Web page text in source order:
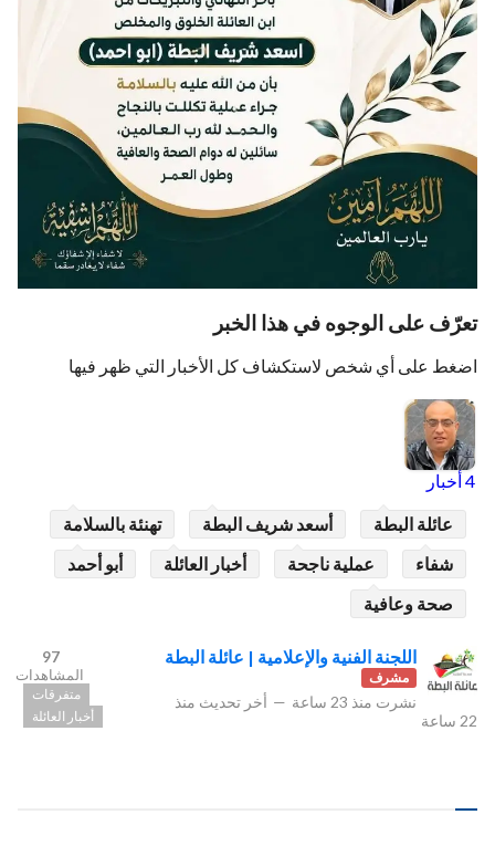
تعرّف على الوجوه في هذا الخبر
اضغط على أي شخص لاستكشاف كل الأخبار التي ظهر فيها
4 أخبار
عائلة البطة أسعد شريف البطة
تهنئة بالسلامة
شفاء
عملية ناجحة أخبار العائلة
أبو أحمد
صحة وعافية
اللجنة الفنية والإعلامية | عائلة البطة
مشرف
نشرت منذ 23 ساعة — أخر تحديث منذ
22 ساعة
97
المشاهدات
متفرقات
أخبار العائلة